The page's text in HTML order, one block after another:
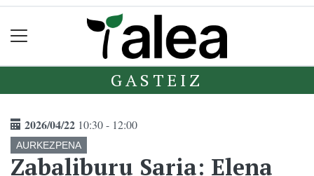
GASTEIZ
2026/04/22 10:30 - 12:00
AURKEZPENA
Zabaliburu Saria: Elena